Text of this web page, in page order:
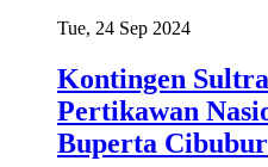
Tue, 24 Sep 2024
Kontingen
Pertikawan
Buperta Cibubur